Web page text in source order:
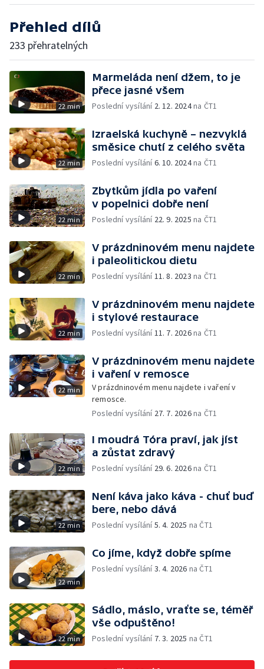
Přehled dílů
233 přehratelných
22 min
Marmeláda není džem, to je
přece jasné všem
Poslední vysílání 2. 12. 2024na ČT1
22 min
Izraelská kuchyně – nezvyklá
směsice chutí z celého světa
Poslední vysílání6. 10. 2024na ČT1
22 min
Zbytkům jídla po vaření
v popelnici dobře není
Poslední vysílání 22. 9. 2025 na ČT1
22 min
V prázdninovém menu najdete
i paleolitickou dietu
Poslední vysílání11. 8. 2023 na ČT1
22 min
V prázdninovém menu najdete
i stylové restaurace
Poslední vysílání11. 7. 2026na ČT1
22 min
V prázdninovém menu najdete
i vaření v remosce
V prázdninovém menu najdete i vaření v
remosce.
Poslední vysílání 27. 7. 2026na ČT1
22 min
I moudrá Tóra praví, jak jíst
a zůstat zdravý
Poslední vysílání 29. 6. 2026na ČT1
22 min
Není káva jako káva - chuť buď
bere, nebo dává
Poslední vysílání5. 4. 2025 na ČT1
22 min
Co jíme, když dobře spíme
Poslední vysílání3. 4. 2026 na ČT1
22 min
Sádlo, máslo, vraťte se, téměř
vše odpuštěno!
Poslední vysílání 7. 3. 2025 na ČT1